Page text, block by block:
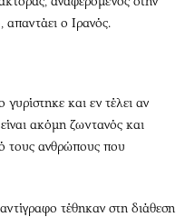
απαντάει ο Ιρανός.
γυρίστηκε και εν τέλει αν
ακόμη ζωντανός και
τους ανθρώπους που
τέθηκαν στη διάθεση